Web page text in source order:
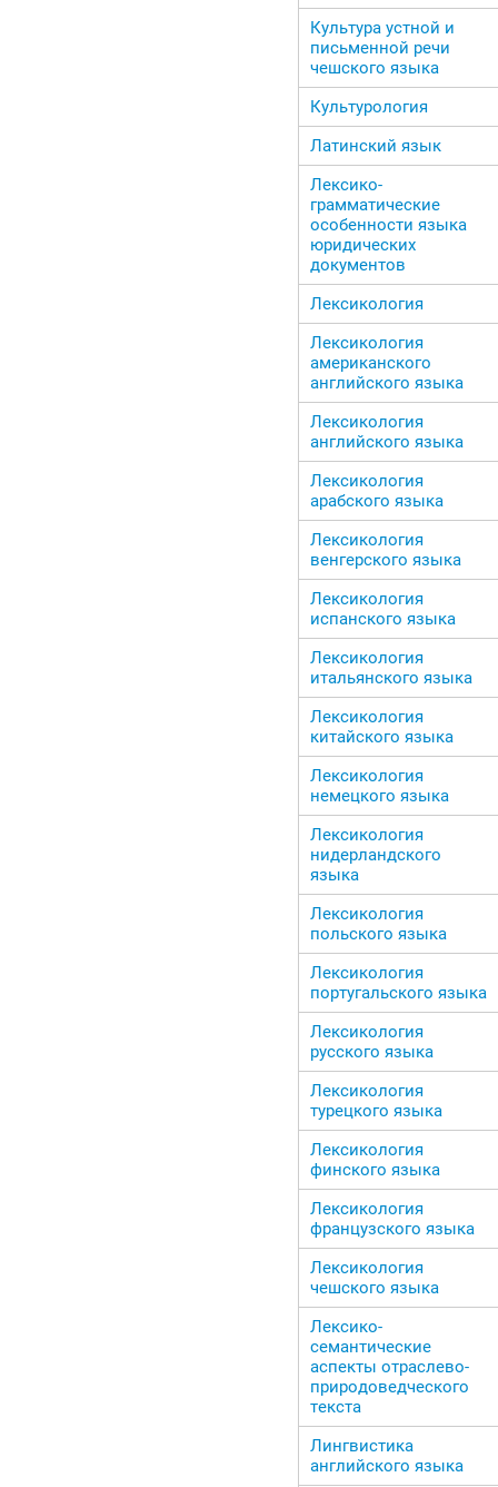
Культура устной и
письменной речи
чешского языка
Культурология
Латинский язык
Лексико-
грамматические
особенности языка
юридических
документов
Лексикология
Лексикология
американского
английского языка
Лексикология
английского языка
Лексикология
арабского языка
Лексикология
венгерского языка
Лексикология
испанского языка
Лексикология
итальянского языка
Лексикология
китайского языка
Лексикология
немецкого языка
Лексикология
нидерландского
языка
Лексикология
польского языка
Лексикология
португальского языка
Лексикология
русского языка
Лексикология
турецкого языка
Лексикология
финского языка
Лексикология
французского языка
Лексикология
чешского языка
Лексико-
семантические
аспекты отраслево-
природоведческого
текста
Лингвистика
английского языка